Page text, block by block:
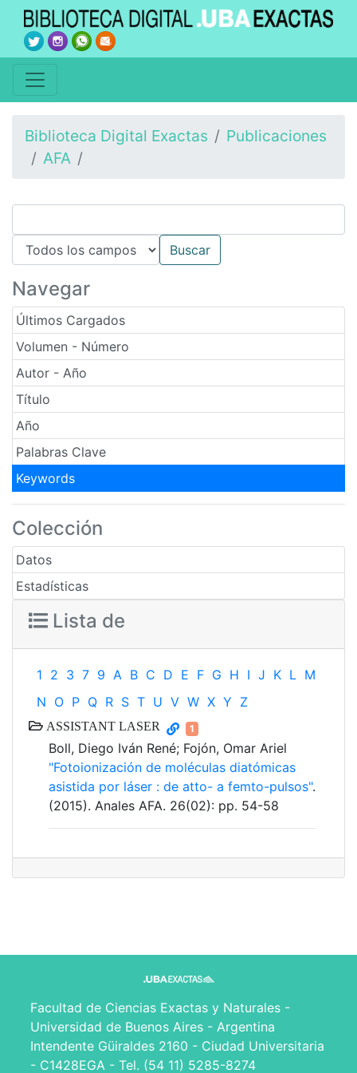
Biblioteca Digital Exactas
Publicaciones
AFA
Navegar
Últimos Cargados
Volumen - Número
Autor - Año
Título
Año
Palabras Clave
Keywords
Colección
Datos
Estadísticas
Lista de
1 2 3 7 9 A B C D E F G H I J K L M
N O P Q R S T U V W X Y Z
ASSISTANT LASER 1
Boll, Diego Iván René; Fojón, Omar Ariel
"Fotoionización de moléculas diatómicas
asistida por láser : de atto- a femto-pulsos".
(2015). Anales AFA. 26(02): pp. 54-58
Facultad de Ciencias Exactas y Naturales -
Universidad de Buenos Aires - Argentina
Intendente Güiraldes 2160 - Ciudad Universitaria
- C1428EGA - Tel. (54 11) 5285-8274